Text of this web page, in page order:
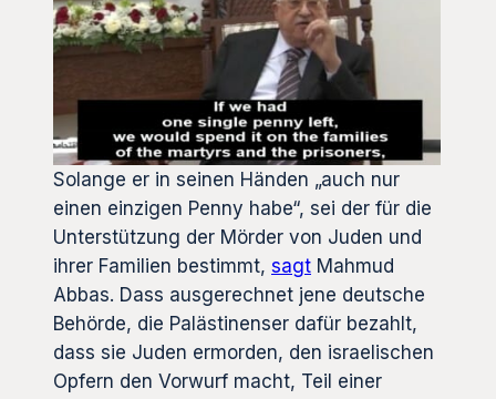
Solange er in seinen Händen „auch nur
einen einzigen Penny habe“, sei der für die
Unterstützung der Mörder von Juden und
ihrer Familien bestimmt, sagt Mahmud
Abbas. Dass ausgerechnet jene deutsche
Behörde, die Palästinenser dafür bezahlt,
dass sie Juden ermorden, den israelischen
Opfern den Vorwurf macht, Teil einer